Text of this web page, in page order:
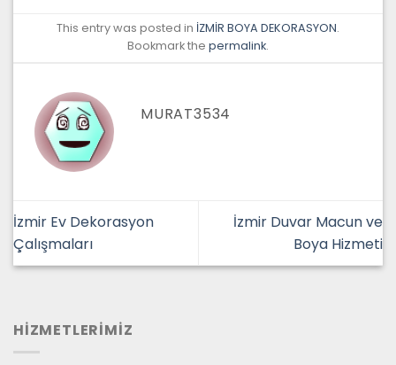
This entry was posted in İZMİR BOYA DEKORASYON.
Bookmark the permalink.
MURAT3534
İzmir Ev Dekorasyon
Çalışmaları
İzmir Duvar Macun ve
Boya Hizmeti
HİZMETLERİMİZ